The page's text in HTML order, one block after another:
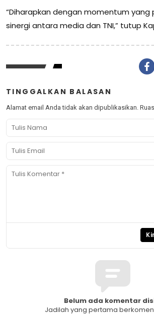
“Diharapkan dengan momentum
sinergi antara media dan TNI,” tutup
TINGGALKAN BALASAN
Alamat email Anda tidak akan dipublikasikan.
Belum ada komentar
Jadilah yang pertama